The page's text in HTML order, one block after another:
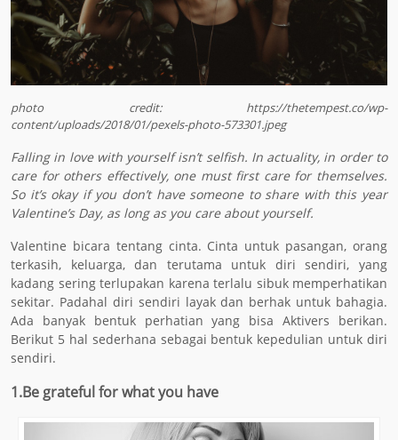
photo credit: https://thetempest.co/wp-
content/uploads/2018/01/pexels-photo-573301.jpeg
Falling in love with yourself isn’t selfish. In actuality, in order to
care for others effectively, one must first care for themselves.
So it’s okay if you don’t have someone to share with this year
Valentine’s Day, as long as you care about yourself.
Valentine bicara tentang cinta. Cinta untuk pasangan, orang
terkasih, keluarga, dan terutama untuk diri sendiri, yang
kadang sering terlupakan karena terlalu sibuk memperhatikan
sekitar. Padahal diri sendiri layak dan berhak untuk bahagia.
Ada banyak bentuk perhatian yang bisa Aktivers berikan.
Berikut 5 hal sederhana sebagai bentuk kepedulian untuk diri
sendiri.
1.Be grateful for what you have